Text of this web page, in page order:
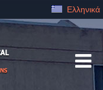
Ελληνικά